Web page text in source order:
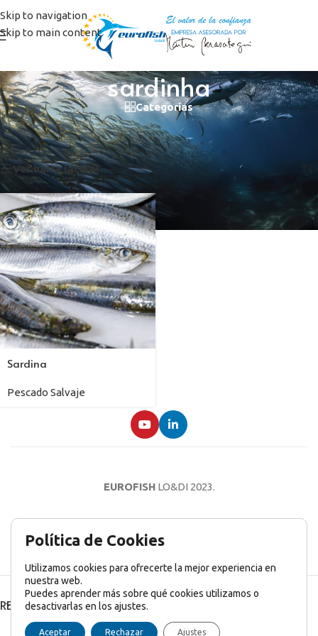
Skip to navigation
Skip to main content
sardinha
Categorías
Inicio/Productos etiquetados “sardinha”
Mostrando el único resultado
Ver barra lateral
Sardina
Pescado Salvaje
EUROFISHLO&DI 2023.
AVISO LEGAL POLÍTICA DE PRIVACIDAD
RECENT POSTS
Política de Cookies
Utilizamos cookies para ofrecerte la mejor experiencia en
nuestra web.
Puedes aprender más sobre qué cookies utilizamos o
desactivarlas en los ajustes.
Aceptar Rechazar Ajustes
English Inglés) Français(Francés